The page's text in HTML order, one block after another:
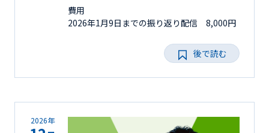
費用
2026年1月9日までの振り返り配信 8,000円
後で読む
2026年